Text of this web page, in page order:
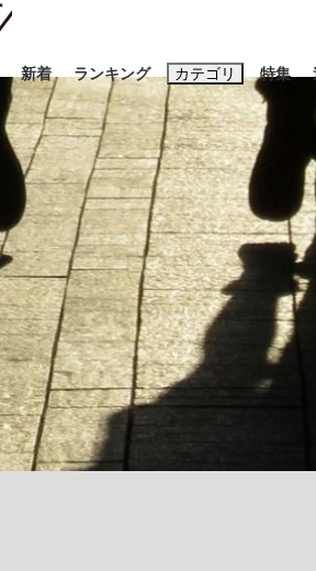
新着 ランキング カテゴリ
スクープ ニュース
る。でも…」本田圭佑が初めて明かした日
特集
おすすめのキーワードタグ
#藤田晋 #三山凌輝 #高市
#玉木雄一郎
#亀和田武